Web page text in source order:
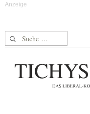
Suche nach: